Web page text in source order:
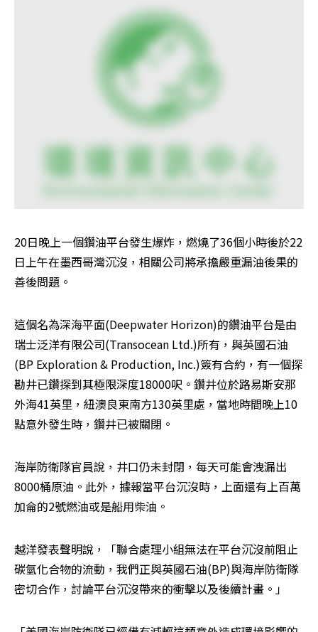
20日晚上一個鑽油平台發生爆炸，燃燒了36個小時後於22
日上午在墨西哥灣沉沒，相關公司將承擔嚴重漏油後果的
善後問題。
這個名為深海平面(Deepwater Horizon)的鑽油平台是由
瑞士泛洋有限公司(Transocean Ltd.)所有，與英國石油
(BP Exploration & Production, Inc.)簽有合約，有一個探
勘井已鑽探到其極限深度18000呎。鑽井位於路易斯安那
外海41英里，紐澳良東南方130英里處，當地時間晚上10
點意外發生時，鑽井已被關閉。
海岸防衛隊官員說，井口仍未封閉，每天可能會洩漏出
8000桶原油。此外，據報當平台沉沒時，上面還有上百萬
加侖的2號燃油或是船用柴油。
越洋發表聲明說，「聯合處理小組無法在平台沉沒前阻止
碳氫化合物的流動，我們正與英國石油(BP)與海岸防衛隊
密切合作，討論平台沉沒帶來的衝擊以及後續計畫。」